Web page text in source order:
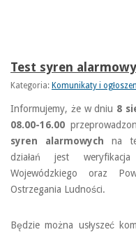
Test syren
Kategoria: Komunikaty i
Informujemy, że w dniu 8
08.00-16.00
syren alarmowych na
działań jest
Wojewódzkiego oraz
Ostrzegania Ludności.
Będzie można usłyszeć